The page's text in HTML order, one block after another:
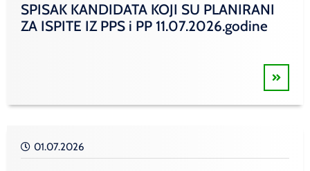
SPISAK KANDIDATA KOJI SU PLANIRANI
ZA ISPITE IZ PPS i PP 11.07.2026.godine
01.07.2026